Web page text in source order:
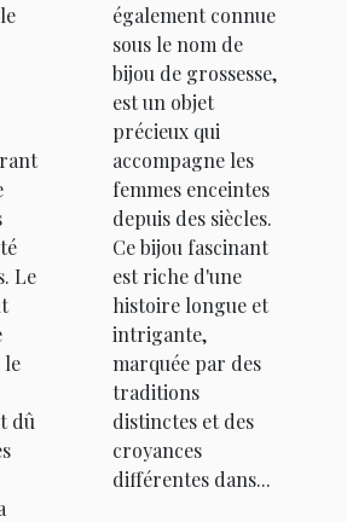
Le
le
dû
également connue
sous le nom de
bijou de grossesse,
est un objet
précieux qui
accompagne les
femmes enceintes
depuis des siècles.
Ce bijou fascinant
est riche d'une
histoire longue et
intrigante,
marquée par des
traditions
distinctes et des
croyances
différentes dans...